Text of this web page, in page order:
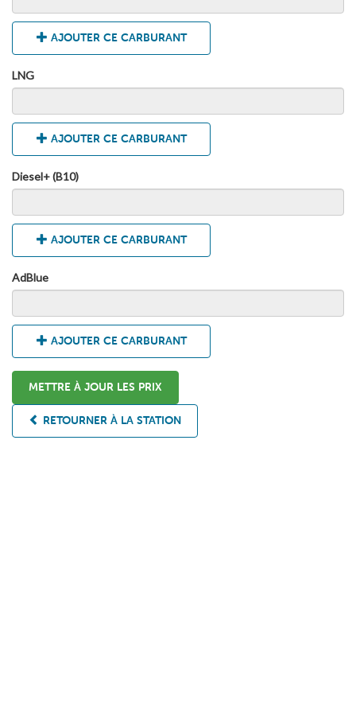
AJOUTER CE CARBURANT
LNG
AJOUTER CE CARBURANT
Diesel+ (B10)
AJOUTER CE CARBURANT
AdBlue
AJOUTER CE CARBURANT
METTRE À JOUR LES PRIX
RETOURNER À LA STATION